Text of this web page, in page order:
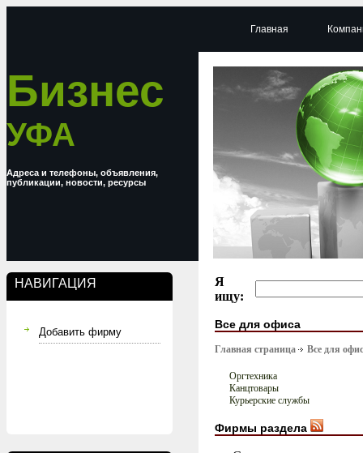
Бизнес
УФА
Адреса и телефоны, объявления,
публикации, новости, ресурсы
НАВИГАЦИЯ
Добавить фирму
Главная
Я
ищу:
Все для офиса
Главная страница Все для
Оргтехника
Канцтовары
Курьерские службы
Фирмы раздела